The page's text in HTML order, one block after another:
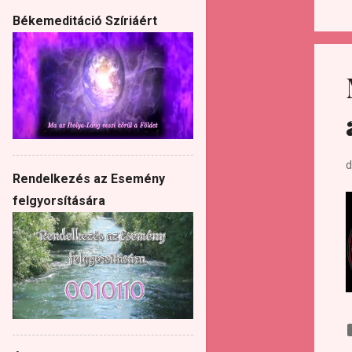
Békemeditáció Szíriáért
Rendelkezés az Esemény
felgyorsítására